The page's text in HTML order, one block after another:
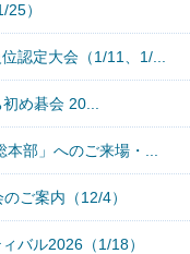
）
認定大会（1/11、1/...
め碁会 20...
部」へのご来場・...
ご案内（12/4）
バル2026（1/18）